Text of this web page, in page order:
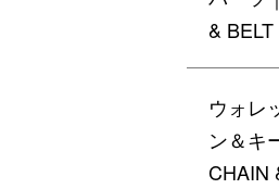
&
ウォレ
ン＆キ
CHAIN